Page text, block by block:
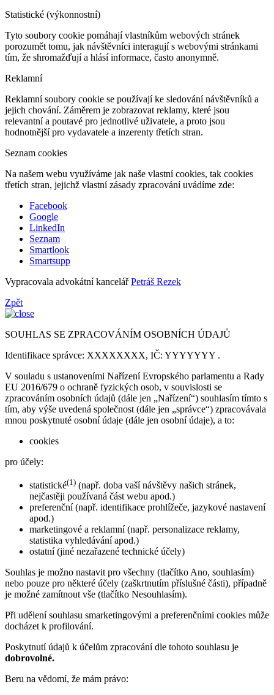
Statistické (výkonnostní)
Tyto soubory cookie pomáhají vlastníkům webových stránek
porozumět tomu, jak návštěvníci interagují s webovými stránkami
tím, že shromažďují a hlásí informace, často anonymně.
Reklamní
Reklamní soubory cookie se používají ke sledování návštěvníků a
jejich chování. Záměrem je zobrazovat reklamy, které jsou
relevantní a poutavé pro jednotlivé uživatele, a proto jsou
hodnotnější pro vydavatele a inzerenty třetích stran.
Seznam cookies
Na našem webu využíváme jak naše vlastní cookies, tak cookies
třetích stran, jejichž vlastní zásady zpracování uvádíme zde:
Facebook
Google
LinkedIn
Seznam
Smartlook
Smartsupp
Vypracovala advokátní kancelářPetráš Rezek
Zpět
SOUHLAS SE ZPRACOVÁNÍM OSOBNÍCH ÚDAJŮ
Identifikace správce: XXXXXXXX, IČ: YYYYYYY .
V souladu s ustanoveními Nařízení Evropského parlamentu a Rady
EU 2016/679 o ochraně fyzických osob, v souvislosti se
zpracováním osobních údajů (dále jen „Nařízení“) souhlasím tímto s
tím, aby výše uvedená společnost (dále jen „správce“) zpracovávala
mnou poskytnuté osobní údaje (dále jen osobní údaje), a to:
cookies
pro účely:
statistické(1) (např. doba vaší návštěvy našich stránek,
nejčastěji používaná část webu apod.)
preferenční (např. identifikace prohlížeče, jazykové nastavení
apod.)
marketingové a reklamní (např. personalizace reklamy,
statistika vyhledávání apod.)
ostatní (jiné nezařazené technické účely)
Souhlas je možno nastavit pro všechny (tlačítko Ano, souhlasím)
nebo pouze pro některé účely (zaškrtnutím příslušné části), případně
je možné zamítnout vše (tlačítko Nesouhlasím).
Při udělení souhlasu smarketingovými a preferenčními cookies může
docházet k profilování.
Poskytnutí údajů k účelům zpracování dle tohoto souhlasu je
dobrovolné.
Beru na vědomí, že mám právo: